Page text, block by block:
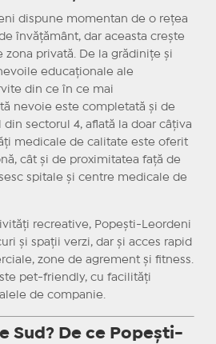
dispune momentan de o rețea
învățământ, dar aceasta crește
zona privată. De la grădinițe și
educaționale ale
din ce în ce mai
nevoie este completată și de
sectorul 4, aflată la doar câțiva
medicale de calitate este oferit
cât și de proximitatea față de
spitale și centre medicale de
recreative, Popești-Leordeni
și spații verzi, dar și acces rapid
zone de agrement și fitness.
pet-friendly, cu facilități
de companie.
Sud? De ce Popești-